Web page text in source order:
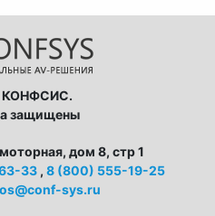
КОНФСИС.
защищены
дом 8, стр 1
33 , 8 (800) 555-19-25
sys.ru